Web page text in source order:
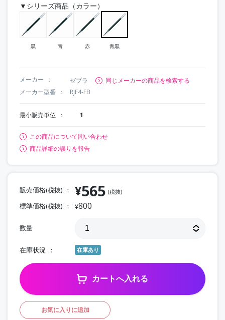
▼シリーズ商品（カラー）
黒 青 赤 青黒
メーカー ゼブラ
同じメーカーの商品を検索する
メーカー型番
RJF4-FB
最小販売単位 1
この商品について問い合わせ
商品詳細の誤りを報告
販売価格(税抜) ¥565 (税抜)
標準価格(税抜) ¥800
数量
在庫状況 在庫あり
カートへ入れる
お気に入りに追加